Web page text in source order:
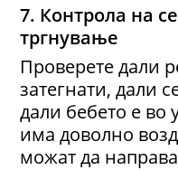
7. Контрола на
тргнување
Проверете дали
затегнати, дали
дали бебето е во
има доволно
можат да